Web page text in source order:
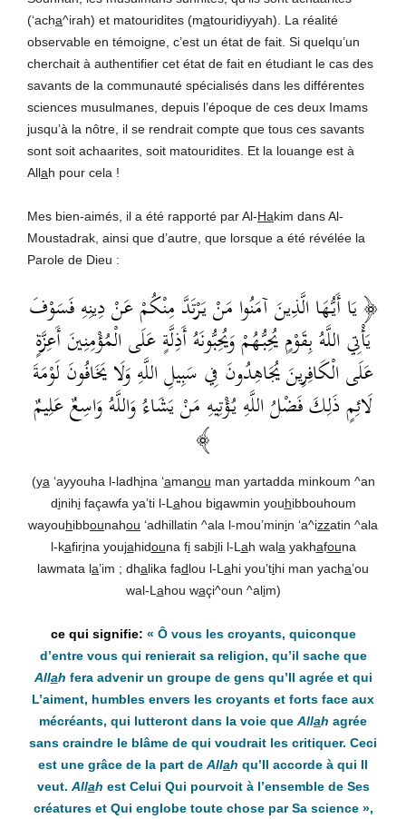
(‘acha^irah) et matouridites (matouridiyyah). La réalité
observable en témoigne, c’est un état de fait. Si quelqu’un
cherchait à authentifier cet état de fait en étudiant le cas des
savants de la communauté spécialisés dans les différentes
sciences musulmanes, depuis l’époque de ces deux Imams
jusqu’à la nôtre, il se rendrait compte que tous ces savants
sont soit achaarites, soit matouridites. Et la louange est à
Allah pour cela !
Mes bien-aimés, il a été rapporté par Al-Hakim dans Al-
Moustadrak, ainsi que d’autre, que lorsque a été révélée la
Parole de Dieu :
﴿ يَا أَيُّهَا الَّذِينَ آمَنُوا مَنْ يَرْتَدَّ مِنْكُمْ عَنْ دِينِهِ فَسَوْفَ
يَأْتِي اللَّهُ بِقَوْمٍ يُحِبُّهُمْ وَيُحِبُّونَهُ أَذِلَّةٍ عَلَى الْمُؤْمِنِينَ أَعِزَّةٍ
عَلَى الْكَافِرِينَ يُجَاهِدُونَ فِي سَبِيلِ اللَّهِ وَلَا يَخَافُونَ لَوْمَةَ
لَائِمٍ ذَلِكَ فَضْلُ اللَّهِ يُؤْتِيهِ مَنْ يَشَاءُ وَاللَّهُ وَاسِعٌ عَلِيمٌ
﴾
(ya ‘ayyouha l-ladhina ‘amanou man yartadda minkoum ^an
dinihifaçawfa ya’ti l-L ahou biqawmin youhibbouhoum
wayouhibbounahou ‘adhillatin ^ala l-mou’minin ‘a^izzatin ^ala
l-kafirina youjahidouna fisabili l-L ah wala yakhafouna
lawmata la’im ; dhalika fadlou l-L ahi you’tihi man yacha’ou
wal-L ahou waçi^oun ^alim)
« Ô vous les croyants, quiconque
d’entre vous qui renierait sa religion, qu’il sache que
Allah fera advenir un groupe de gens qu’Il agrée et qui
L’aiment, humbles envers les croyants et forts face aux
mécréants, qui lutteront dans la voie que Allah agrée
sans craindre le blâme de qui voudrait les critiquer. Ceci
est une grâce de la part de Allah qu’Il accorde à qui Il
veut. Allah est Celui Qui pourvoit à l’ensemble de Ses
créatures et Qui englobe toute chose par Sa science »,